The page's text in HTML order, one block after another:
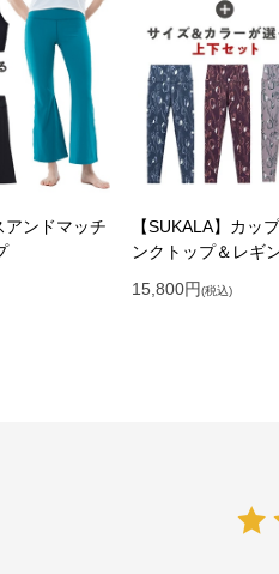
アンドマッチ
【SUKALA】カッ
ンクトップ＆レギ
15,800円(税込)